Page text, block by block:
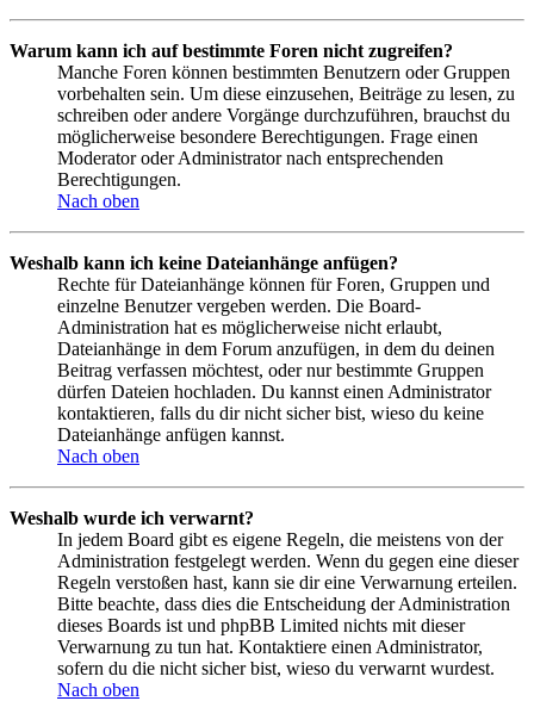
Warum kann ich auf bestimmte Foren nicht zugreifen?
Manche Foren können bestimmten Benutzern oder Gruppen
vorbehalten sein. Um diese einzusehen, Beiträge zu lesen, zu
schreiben oder andere Vorgänge durchzuführen, brauchst du
möglicherweise besondere Berechtigungen. Frage einen
Moderator oder Administrator nach entsprechenden
Berechtigungen.
Nach oben
Weshalb kann ich keine Dateianhänge anfügen?
Rechte für Dateianhänge können für Foren, Gruppen und
einzelne Benutzer vergeben werden. Die Board-
Administration hat es möglicherweise nicht erlaubt,
Dateianhänge in dem Forum anzufügen, in dem du deinen
Beitrag verfassen möchtest, oder nur bestimmte Gruppen
dürfen Dateien hochladen. Du kannst einen Administrator
kontaktieren, falls du dir nicht sicher bist, wieso du keine
Dateianhänge anfügen kannst.
Nach oben
Weshalb wurde ich verwarnt?
In jedem Board gibt es eigene Regeln, die meistens von der
Administration festgelegt werden. Wenn du gegen eine dieser
Regeln verstoßen hast, kann sie dir eine Verwarnung erteilen.
Bitte beachte, dass dies die Entscheidung der Administration
dieses Boards ist und phpBB Limited nichts mit dieser
Verwarnung zu tun hat. Kontaktiere einen Administrator,
sofern du die nicht sicher bist, wieso du verwarnt wurdest.
Nach oben